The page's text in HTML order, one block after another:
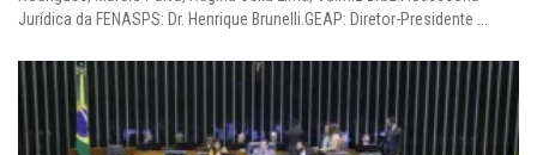
Jurídica da FENASPS: Dr. Henrique Brunelli.GEAP: Diretor-Presidente ...